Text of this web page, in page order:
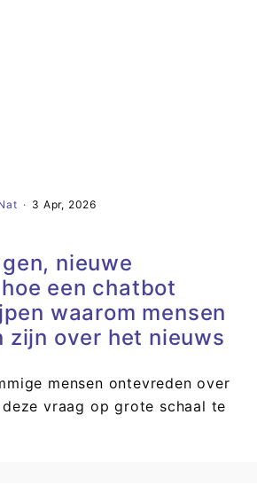
· 3 Apr, 2026
nieuwe
een chatbot
waarom mensen
zijn over het nieuws
mensen ontevreden over
deze vraag op grote schaal te